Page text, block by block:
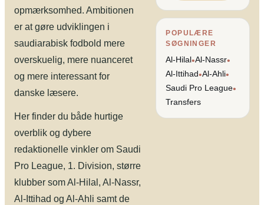
opmærksomhed. Ambitionen
er at gøre udviklingen i
saudiarabisk fodbold mere
overskuelig, mere nuanceret
og mere interessant for
danske læsere.
Her finder du både hurtige
overblik og dybere
redaktionelle vinkler om Saudi
Pro League, 1. Division, større
klubber som Al-Hilal, Al-Nassr,
Al-Ittihad og Al-Ahli samt de
POPULÆRE
SØGNINGER
Al-Hilal•Al-Nassr•
Al-Ittihad•Al-Ahli•
Saudi Pro League•
Transfers